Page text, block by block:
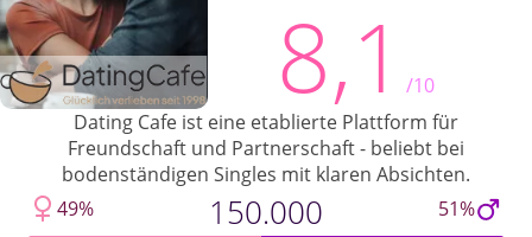
8,1
/10
Dating Cafe ist eine etablierte Plattform für
Freundschaft und Partnerschaft - beliebt bei
bodenständigen Singles mit klaren Absichten.
49%
150.000 51%